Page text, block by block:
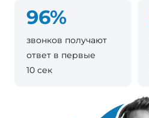
96%
звонков получают
ответ в первые
10 сек